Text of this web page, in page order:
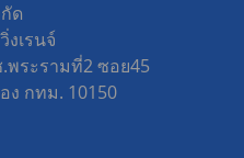
ด
เรนจ์
พระรามที่2 ซอย45
ง กทม. 10150